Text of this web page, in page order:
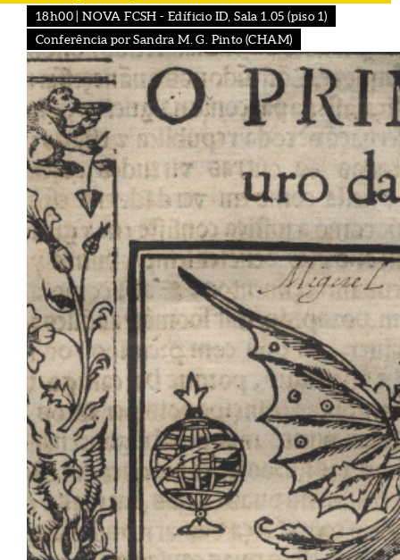
18h00 | NOVA FCSH - Edíficio ID, Sala 1.05 (piso 1)
Conferência por Sandra M. G. Pinto (CHAM)